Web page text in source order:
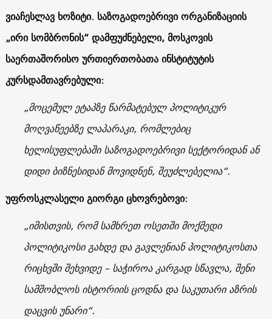
ვიაჩესლავ ხოზიტი. საზოგადოებრივი ორგანიზაციის
„ირი სომბრონის“ დამფუძნებელი, მოსკოვის
საერთაშორისო ურთიერთობათა ინსტიტუტის
კურსდამთავრებული:
„მოცემულ ეტაპზე წარმატებულ პოლიტიკურ
მოღვაწეებზე ლაპარაკი, რომლებიც
ხელისუფლებაში საზოგადოებრივი სექტორიდან ან
დიდი ბიზნესიდან მოვიდნენ, შეუძლებელია“.
უფროსკლასელი გიორგი ცხოვრებოვი:
„იმისთვის, რომ სამხრეთ ოსეთში მოქმედი
პოლიტიკოსი გახდე და გავლენიან პოლიტიკოსთა
რიცხვში შეხვიდე – საჭიროა კარგად სწავლა, შენი
სამშობლოს ისტორიის ცოდნა და საკუთარი აზრის
დაცვის უნარი“.